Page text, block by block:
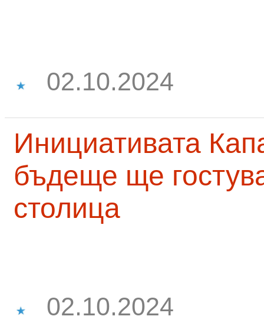
02.10.2024
Инициативата
бъдеще ще
столица
02.10.2024